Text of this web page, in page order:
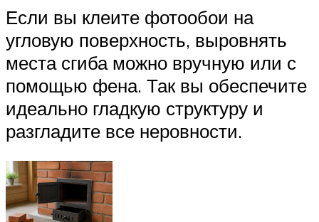
Если вы клеите фотообои на
угловую поверхность, выровнять
места сгиба можно вручную или с
помощью фена. Так вы обеспечите
идеально гладкую структуру и
разгладите все неровности.